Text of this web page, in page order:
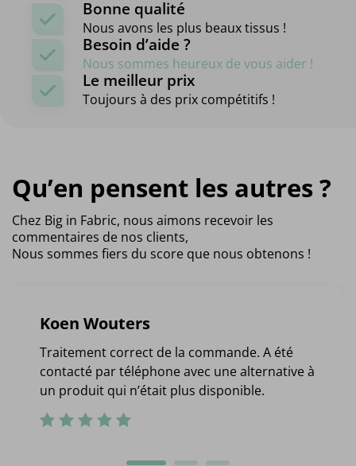
Bonne qualité
Nous avons les plus beaux tissus !
Besoin d’aide ?
Nous sommes heureux de vous aider !
Le meilleur prix
Toujours à des prix compétitifs !
Qu’en pensent les autres ?
Chez Big in Fabric, nous aimons recevoir les
commentaires de nos clients,
Nous sommes fiers du score que nous obtenons !
Koen Wouters
Traitement correct de la commande. A été
contacté par téléphone avec une alternative à
un produit qui n’était plus disponible.